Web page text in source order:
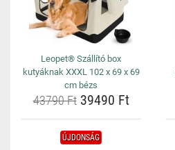
Leopet® Szállító box
kutyáknak XXXL 102 x 69 x 69
cm bézs
43790 Ft39490 Ft
ÚJDONSÁG